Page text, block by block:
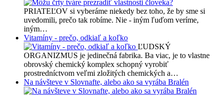
PRIATEĽOV si vyberáme niekedy bez toho, že by sme si
uvedomili, prečo tak robíme. Nie - iným ľuďom veríme,
iným…
Vitamíny - prečo, odkiaľ a koľko
ĽUDSKÝ
ORGANIZMUS je jedinečná fabrika. Ba viac, je to vlastne
obrovský chemický komplex schopný vyrobiť
prostredníctvom veľmi zložitých chemických a…
Na návšteve v Slovnafte, alebo ako sa vyrába Bralén